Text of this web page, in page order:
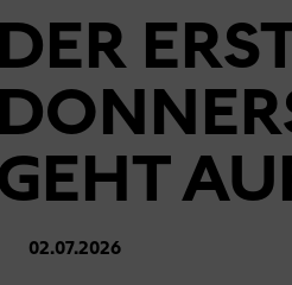
Main Content
02.07.2026